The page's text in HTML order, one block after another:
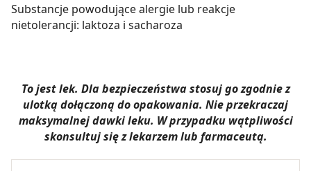
Substancje powodujące alergie lub reakcje
nietolerancji: laktoza i sacharoza
To jest lek. Dla bezpieczeństwa stosuj go zgodnie z
ulotką dołączoną do opakowania. Nie przekraczaj
maksymalnej dawki leku. W przypadku wątpliwości
skonsultuj się z lekarzem lub farmaceutą.